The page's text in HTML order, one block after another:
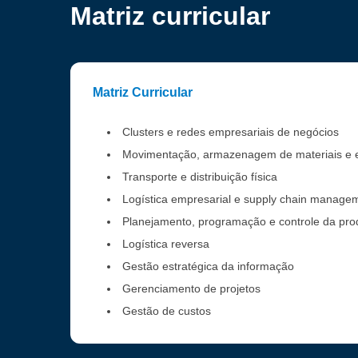
Matriz curricular
Matriz Curricular
Clusters e redes empresariais de negócios
Movimentação, armazenagem de materiais e
Transporte e distribuição física
Logística empresarial e supply chain
Planejamento, programação e controle da
Logística reversa
Gestão estratégica da informação
Gerenciamento de projetos
Gestão de custos